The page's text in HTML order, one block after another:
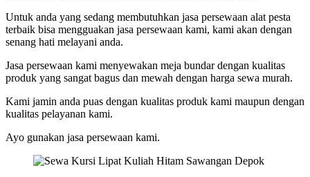
Untuk anda yang sedang membutuhkan jasa persewaan alat pesta
terbaik bisa mengguakan jasa persewaan kami, kami akan dengan
senang hati melayani anda.
Jasa persewaan kami menyewakan meja bundar dengan kualitas
produk yang sangat bagus dan mewah dengan harga sewa murah.
Kami jamin anda puas dengan kualitas produk kami maupun dengan
kualitas pelayanan kami.
Ayo gunakan jasa persewaan kami.